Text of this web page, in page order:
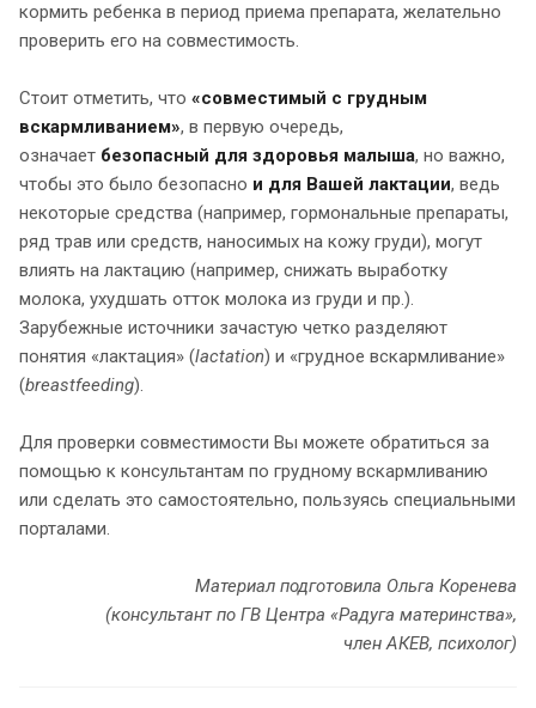
кормить ребенка в период приема препарата, желательно
проверить его на совместимость.
Стоит отметить, что «совместимый с грудным
вскармливанием», в первую очередь,
означает безопасный для здоровья малыша, но важно,
чтобы это было безопасно и для Вашей лактации, ведь
некоторые средства (например, гормональные препараты,
ряд трав или средств, наносимых на кожу груди), могут
влиять на лактацию (например, снижать выработку
молока, ухудшать отток молока из груди и пр.).
Зарубежные источники зачастую четко разделяют
понятия «лактация» (lactation) и «грудное вскармливание»
(breastfeeding).
Для проверки совместимости Вы можете обратиться за
помощью к консультантам по грудному вскармливанию
или сделать это самостоятельно, пользуясь специальными
порталами.
Материал подготовила Ольга Коренева
(консультант по ГВ Центра «Радуга материнства»,
член АКЕВ, психолог)